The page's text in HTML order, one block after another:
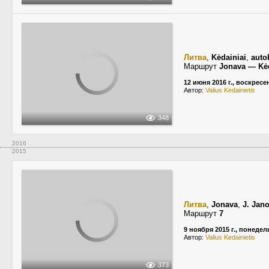
348
Литва, Kėdainiai,
Маршрут Jonava —
12 июня 2016 г.,
Автор: Valius Kedainietis
2016
2015
373
Литва, Jonava, J.
Маршрут 7
9 ноября 2015 г.,
Автор: Valius Kedainietis